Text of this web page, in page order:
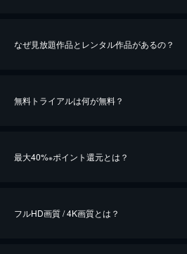
なぜ見放題作品とレンタル作品があるの？
無料トライアルは何が無料？
最大40%※ポイント還元とは？
フルHD画質 / 4K画質とは？